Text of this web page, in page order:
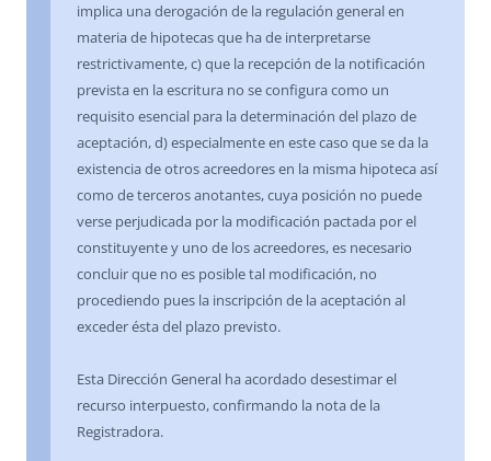
implica una derogación de la regulación general en
materia de hipotecas que ha de interpretarse
restrictivamente, c) que la recepción de la notificación
prevista en la escritura no se configura como un
requisito esencial para la determinación del plazo de
aceptación, d) especialmente en este caso que se da la
existencia de otros acreedores en la misma hipoteca así
como de terceros anotantes, cuya posición no puede
verse perjudicada por la modificación pactada por el
constituyente y uno de los acreedores, es necesario
concluir que no es posible tal modificación, no
procediendo pues la inscripción de la aceptación al
exceder ésta del plazo previsto.
Esta Dirección General ha acordado desestimar el
recurso interpuesto, confirmando la nota de la
Registradora.